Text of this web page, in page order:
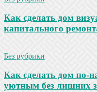
Как сделать дом
капитального
Без рубрики
Как сделать дом по-
уютным без лишних